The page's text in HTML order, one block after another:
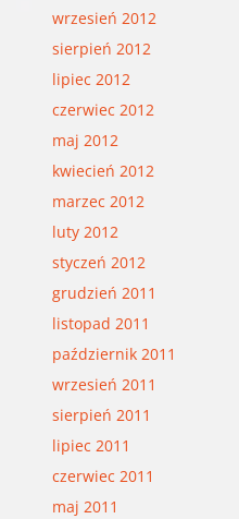
wrzesień 2012
sierpień 2012
lipiec 2012
czerwiec 2012
maj 2012
kwiecień 2012
marzec 2012
luty 2012
styczeń 2012
grudzień 2011
listopad 2011
październik 2011
wrzesień 2011
sierpień 2011
lipiec 2011
czerwiec 2011
maj 2011